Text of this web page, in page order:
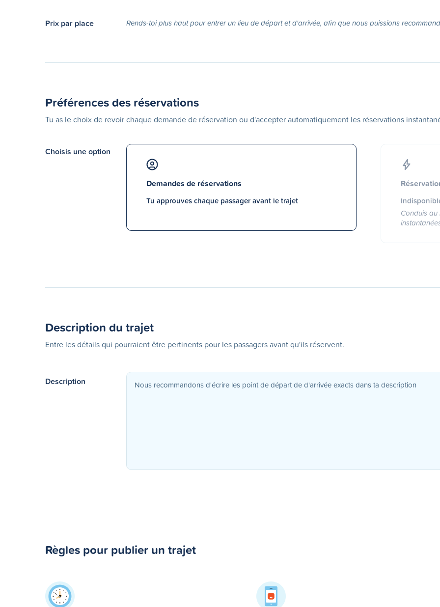
Prix par place Rends-toi plus haut pour entrer un lieu de départ et d'arrivée, afin que nous puissions
Préférences des réservations
Tu as le choix de revoir chaque demande de réservation ou d'accepter automatiquement les réservations
Choisis une option
Demandes de réservations
Tu approuves chaque passager avant le trajet
Conduis
Description du trajet
Entre les détails qui pourraient être pertinents pour les passagers avant qu'ils réservent.
Description
Règles pour publier un trajet